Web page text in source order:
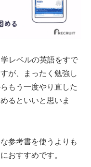
レベルの英語をすで
が、まったく勉強し
もう一度やり直した
るといいと思いま
参考書を使うよりも
おすすめです。